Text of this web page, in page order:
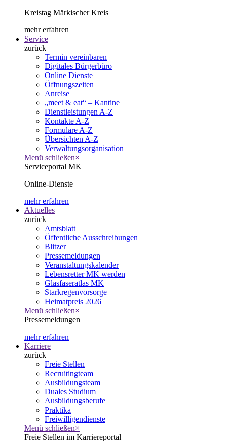
Kreistag Märkischer Kreis
mehr erfahren
Service
zurück
Termin vereinbaren
Digitales Bürgerbüro
Online Dienste
Öffnungszeiten
Anreise
„meet & eat“ – Kantine
Dienstleistungen A-Z
Kontakte A-Z
Formulare A-Z
Übersichten A-Z
Verwaltungsorganisation
Menü schließen×
Serviceportal MK
Online-Dienste
mehr erfahren
Aktuelles
zurück
Amtsblatt
Öffentliche Ausschreibungen
Blitzer
Pressemeldungen
Veranstaltungskalender
Lebensretter MK werden
Glasfaseratlas MK
Starkregenvorsorge
Heimatpreis 2026
Menü schließen×
Pressemeldungen
mehr erfahren
Karriere
zurück
Freie Stellen
Recruitingteam
Ausbildungsteam
Duales Studium
Ausbildungsberufe
Praktika
Freiwilligendienste
Menü schließen×
Freie Stellen im Karriereportal